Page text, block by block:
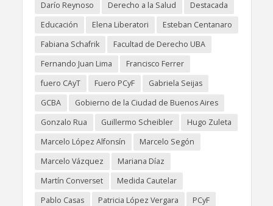
Darío Reynoso
Derecho a la Salud
Destacada
Educación
Elena Liberatori
Esteban Centanaro
Fabiana Schafrik
Facultad de Derecho UBA
Fernando Juan Lima
Francisco Ferrer
fuero CAyT
Fuero PCyF
Gabriela Seijas
GCBA
Gobierno de la Ciudad de Buenos Aires
Gonzalo Rua
Guillermo Scheibler
Hugo Zuleta
Marcelo López Alfonsín
Marcelo Segón
Marcelo Vázquez
Mariana Díaz
Martín Converset
Medida Cautelar
Pablo Casas
Patricia López Vergara
PCyF